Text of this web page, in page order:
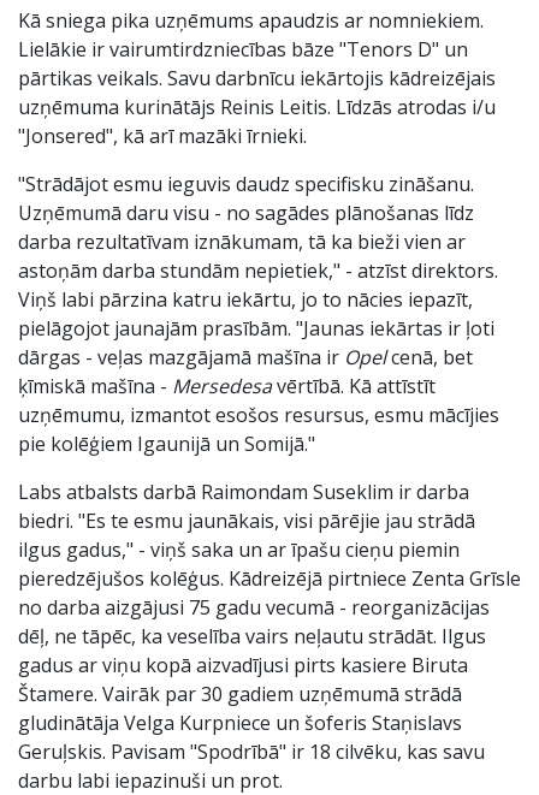
Kā sniega pika uzņēmums apaudzis ar nomniekiem.
Lielākie ir vairumtirdzniecības bāze "Tenors D" un
pārtikas veikals. Savu darbnīcu iekārtojis kādreizējais
uzņēmuma kurinātājs Reinis Leitis. Līdzās atrodas i/u
"Jonsered", kā arī mazāki īrnieki.
"Strādājot esmu ieguvis daudz specifisku zināšanu.
Uzņēmumā daru visu - no sagādes plānošanas līdz
darba rezultatīvam iznākumam, tā ka bieži vien ar
astoņām darba stundām nepietiek," - atzīst direktors.
Viņš labi pārzina katru iekārtu, jo to nācies iepazīt,
pielāgojot jaunajām prasībām. "Jaunas iekārtas ir ļoti
dārgas - veļas mazgājamā mašīna ir Opelcenā, bet
ķīmiskā mašīna - Mersedesavērtībā. Kā attīstīt
uzņēmumu, izmantot esošos resursus, esmu mācījies
pie kolēģiem Igaunijā un Somijā."
Labs atbalsts darbā Raimondam Suseklim ir darba
biedri. "Es te esmu jaunākais, visi pārējie jau strādā
ilgus gadus," - viņš saka un ar īpašu cieņu piemin
pieredzējušos kolēģus. Kādreizējā pirtniece Zenta Grīsle
no darba aizgājusi 75 gadu vecumā - reorganizācijas
dēļ, ne tāpēc, ka veselība vairs neļautu strādāt. Ilgus
gadus ar viņu kopā aizvadījusi pirts kasiere Biruta
Štamere. Vairāk par 30 gadiem uzņēmumā strādā
gludinātāja Velga Kurpniece un šoferis Staņislavs
Geruļskis. Pavisam "Spodrībā" ir 18 cilvēku, kas savu
darbu labi iepazinuši un prot.